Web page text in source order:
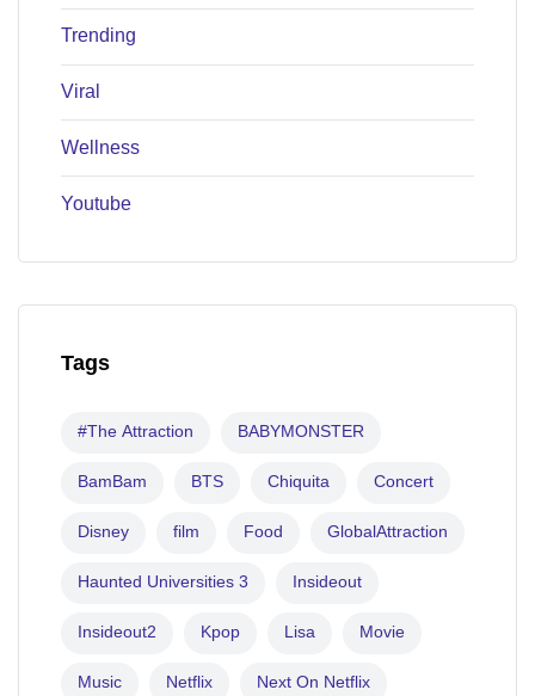
Trending
Viral
Wellness
Youtube
Tags
#The Attraction BABYMONSTER
BamBam BTS Chiquita Concert
Disney film Food GlobalAttraction
Haunted Universities 3 Insideout
Insideout2 Kpop Lisa Movie
Music Netflix Next On Netflix